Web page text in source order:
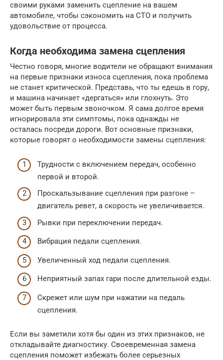
своими руками заменить сцепление на вашем
автомобиле, чтобы сэкономить на СТО и получить
удовольствие от процесса.
Когда необходима замена сцепления
Честно говоря, многие водители не обращают внимания
на первые признаки износа сцепления, пока проблема
не станет критической. Представь, что ты едешь в гору,
и машина начинает «дергаться» или глохнуть. Это
может быть первым звоночком. Я сама долгое время
игнорировала эти симптомы, пока однажды не
осталась посреди дороги. Вот основные признаки,
которые говорят о необходимости замены сцепления:
Трудности с включением передач, особенно
первой и второй.
Проскальзывание сцепления при разгоне –
двигатель ревет, а скорость не увеличивается.
Рывки при переключении передач.
Вибрация педали сцепления.
Увеличенный ход педали сцепления.
Неприятный запах гари после длительной езды.
Скрежет или шум при нажатии на педаль
сцепления.
Если вы заметили хотя бы один из этих признаков, не
откладывайте диагностику. Своевременная замена
сцепления поможет избежать более серьезных